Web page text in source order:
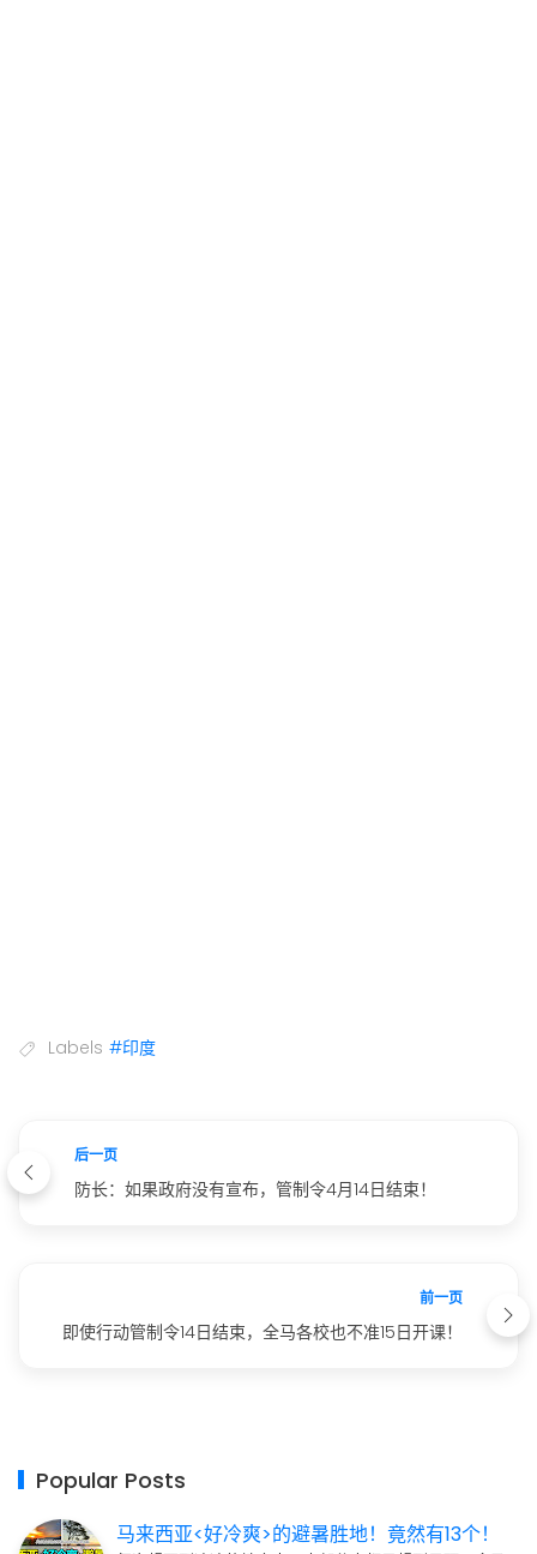
Labels #印度
后一页
防长：如果政府没有宣布，管制令4月14日结束！
前一页
即使行动管制令14日结束，全马各校也不准15日开课！
Popular Posts
马来西亚<好冷爽>的避暑胜地！竟然有13个！